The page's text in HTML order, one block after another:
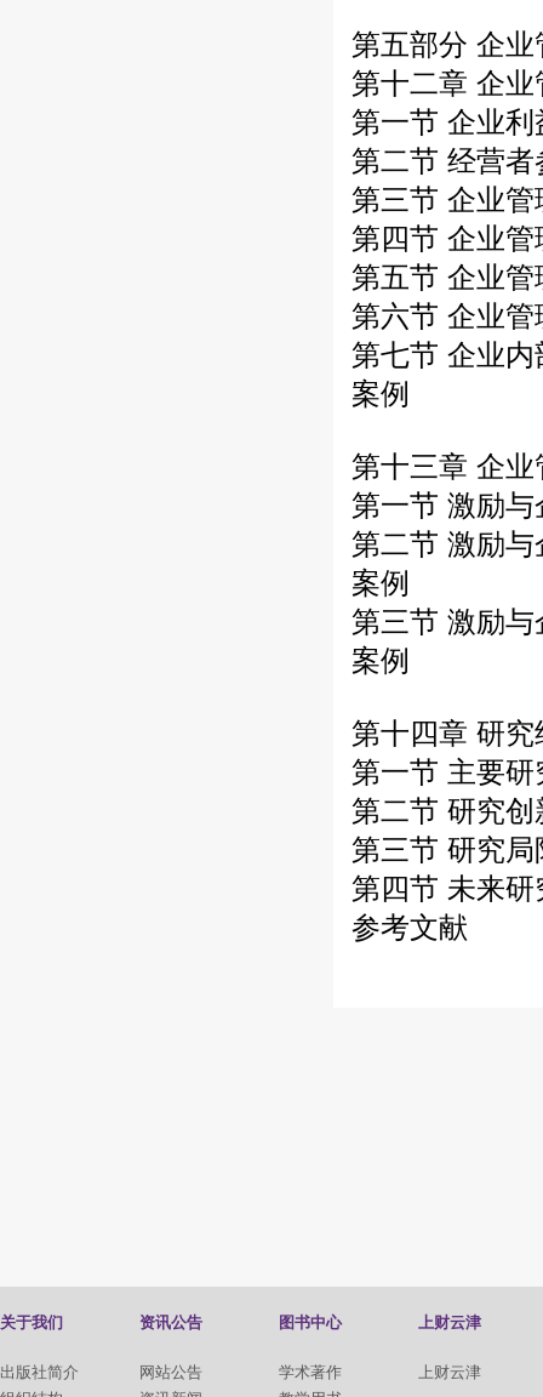
第五部分 企
第十二章 企
第一节 企业
第二节 经营
第三节 企业
第四节 企业
第五节 企业
第六节 企业
第七节 企业
案例
第十三章 企
第一节 激励
第二节 激励
案例
第三节 激励
案例
第十四章 研
第一节 主要
第二节 研究创
第三节 研究局
第四节 未来研
参考文献
关于我们
出版社简介
资讯公告
网站公告
图书中心
学术著作
上财云津
上财云津